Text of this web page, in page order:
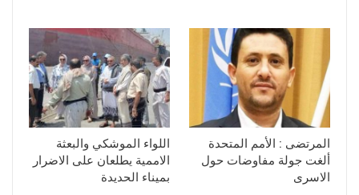
المرتضى : الأمم المتحدة
ألغت جولة مفاوضات حول
الاسرى
اللواء الموشكي والبعثة
الاممية يطلعان على الاضرار
بميناء الحديدة